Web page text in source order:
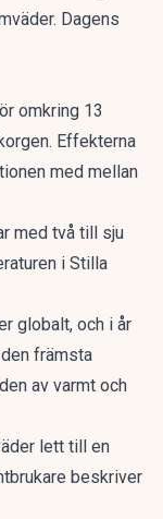
Dagens
omkring 13
Effekterna
med mellan
med två till sju
i Stilla
globalt, och i år
främsta
av varmt och
lett till en
beskriver